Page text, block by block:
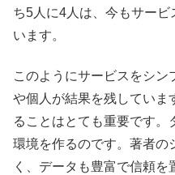
ち5人に4人は、 今もサービ
います。
このようにサービスをシン
や個人が結果を残していま
ることはとても重要です。
環境を作るのです。著者の
く、データも豊富で信頼を